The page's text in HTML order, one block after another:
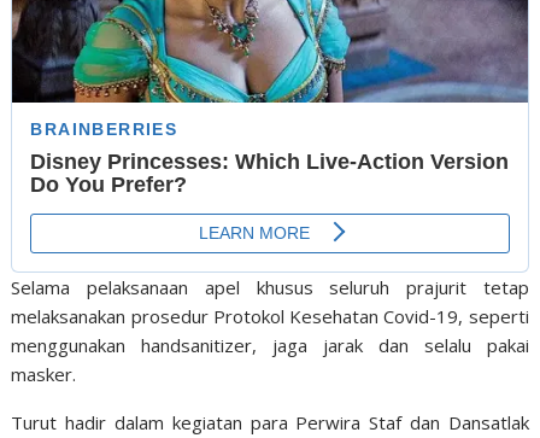
Selama pelaksanaan apel khusus seluruh prajurit tetap
melaksanakan prosedur Protokol Kesehatan Covid-19, seperti
menggunakan handsanitizer, jaga jarak dan selalu pakai
masker.
Turut hadir dalam kegiatan para Perwira Staf dan Dansatlak